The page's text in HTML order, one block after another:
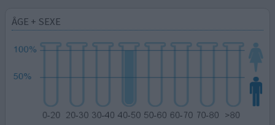
ÂGE + SEXE